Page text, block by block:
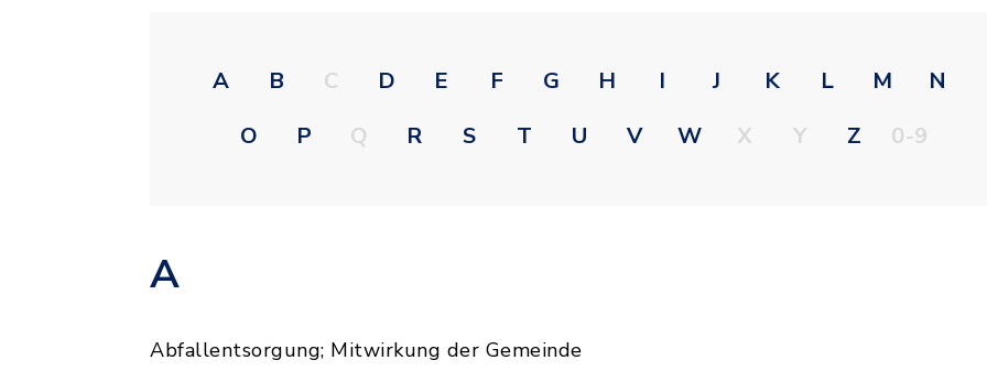
A B C D E F G H I J K L M
N
O
P Q R S T U V W X Y Z 0-9
A
Abfallentsorgung; Mitwirkung der Gemeinde